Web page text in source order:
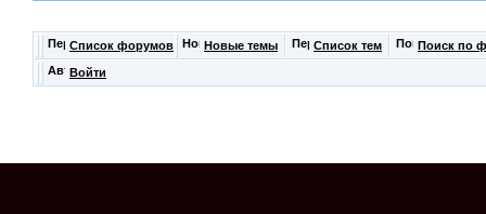
Список форумов Новые темы Список тем Поиск по
Войти